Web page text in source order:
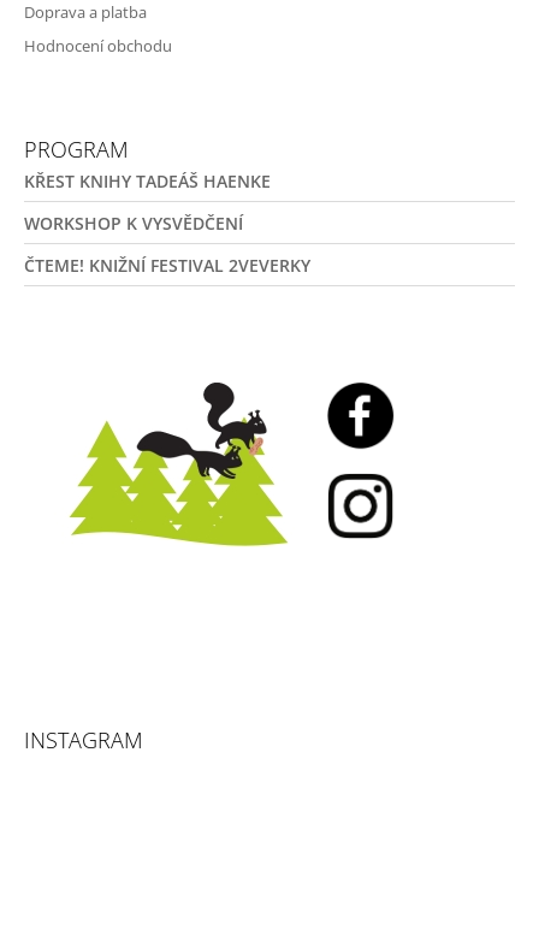
Doprava a platba
Hodnocení obchodu
PROGRAM
KŘEST KNIHY TADEÁŠ HAENKE
WORKSHOP K VYSVĚDČENÍ
ČTEME! KNIŽNÍ FESTIVAL 2VEVERKY
INSTAGRAM